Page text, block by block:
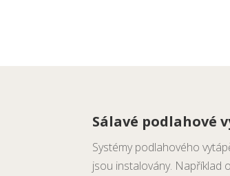
Sálavé podlahové
Systémy podlahového
jsou instalovány. Například